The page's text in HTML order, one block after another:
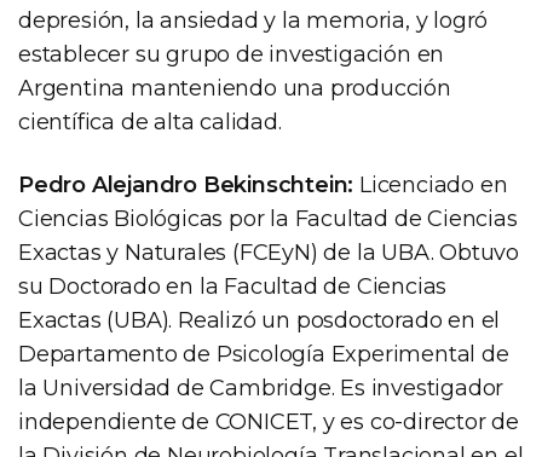
depresión, la ansiedad y la memoria, y logró
establecer su grupo de investigación en
Argentina manteniendo una producción
científica de alta calidad.
Pedro Alejandro Bekinschtein: Licenciado en
Ciencias Biológicas por la Facultad de Ciencias
Exactas y Naturales (FCEyN) de la UBA. Obtuvo
su Doctorado en la Facultad de Ciencias
Exactas (UBA). Realizó un posdoctorado en el
Departamento de Psicología Experimental de
la Universidad de Cambridge. Es investigador
independiente de CONICET, y es co-director de